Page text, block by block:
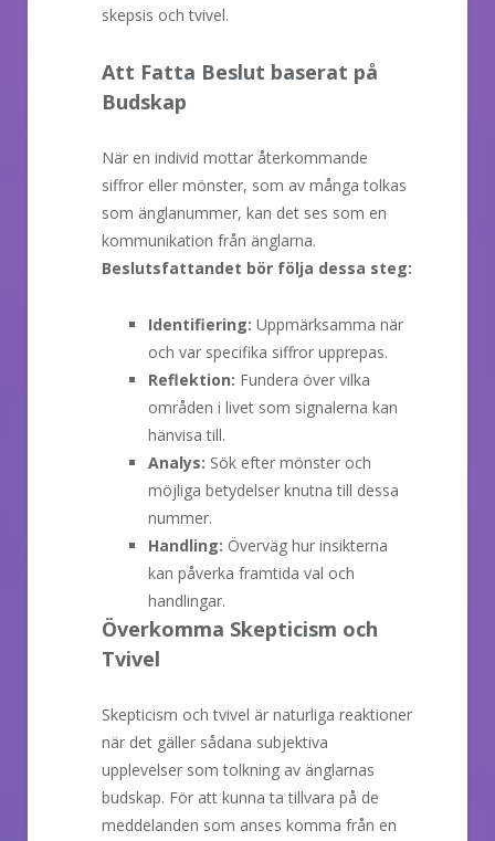
skepsis och tvivel.
Att Fatta Beslut baserat på
Budskap
När en individ mottar återkommande
siffror eller mönster, som av många tolkas
som änglanummer, kan det ses som en
kommunikation från änglarna.
Beslutsfattandet bör följa dessa steg:
Identifiering: Uppmärksamma när
och var specifika siffror upprepas.
Reflektion: Fundera över vilka
områden i livet som signalerna kan
hänvisa till.
Analys: Sök efter mönster och
möjliga betydelser knutna till dessa
nummer.
Handling: Överväg hur insikterna
kan påverka framtida val och
handlingar.
Överkomma Skepticism och
Tvivel
Skepticism och tvivel är naturliga reaktioner
när det gäller sådana subjektiva
upplevelser som tolkning av änglarnas
budskap. För att kunna ta tillvara på de
meddelanden som anses komma från en